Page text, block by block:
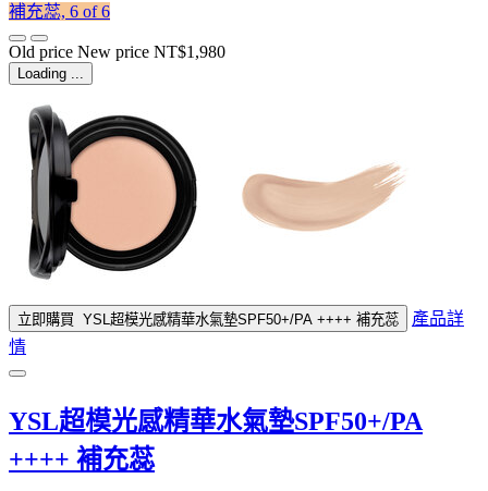
補充蕊, 6 of 6
Old price New price NT$1,980
Loading ...
立即購買 YSL超模光感精華水氣墊SPF50+/PA ++++ 補充蕊
產品詳
情
YSL超模光感精華水氣墊SPF50+/PA
++++ 補充蕊